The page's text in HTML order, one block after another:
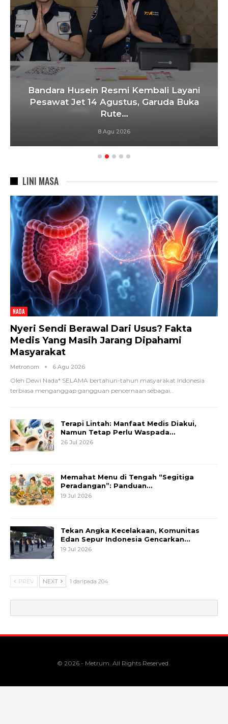
Bandara Husein Resmi Kembali Layani
Pesawat Jet 14 Agustus, Garuda Buka
Rute…
8 Agu 2026
LINI MASA
NADA
Nyeri Sendi Berawal Dari Usus? Fakta
Medis Yang Masih Jarang Dipahami
Masyarakat
Metronom 6 Agu 2026
Oleh Dewi Nada* SELAMA bertahun-tahun masyarakat Indonesia
terbiasa menganggap gangguan pencernaan sebagai
Terapi Lintah: Manfaat Medis Diakui,
Namun Tetap Perlu Waspada…
26 Jul 2026
Memahat Menu di Tengah “Segitiga
Peradangan”: Panduan…
19 Jul 2026
Tekan Angka Kecelakaan, Komunitas
Edan Sepur Indonesia Gencarkan…
19 Jul 2026
PREV NEXT 1 daripada 204
© 2026 - Metrum. All Rights Reserved.